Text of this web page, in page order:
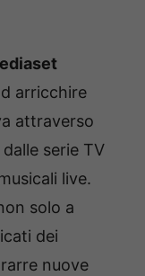
arricchire
attraverso
serie TV
live.
solo a
dei
nuove